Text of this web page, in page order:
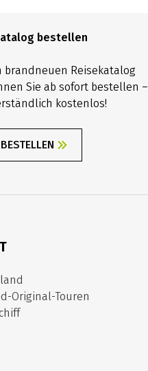
bestellen
brandneuen Reisekatalog
Sie ab sofort bestellen –
kostenlos!
Original-Touren